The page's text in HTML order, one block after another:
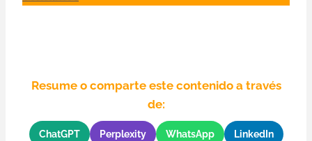
Resume o comparte este contenido a través
de:
ChatGPT Perplexity WhatsApp LinkedIn